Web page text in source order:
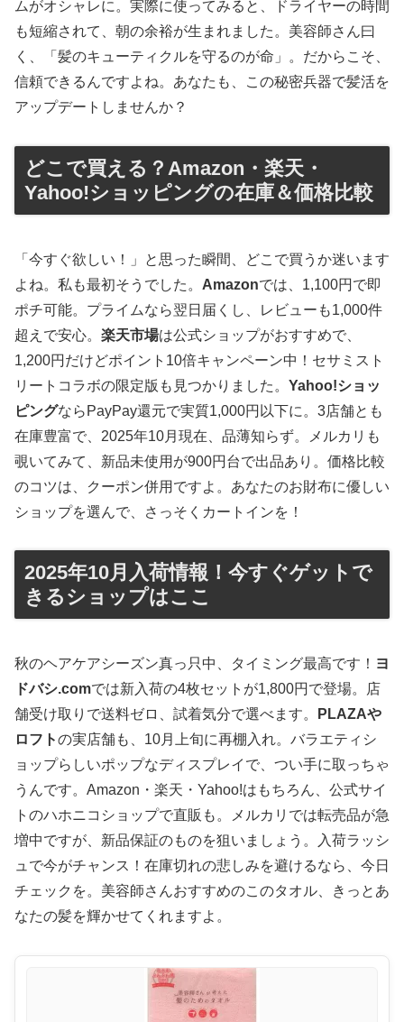
ムがオシャレに。実際に使ってみると、ドライヤーの時間
も短縮されて、朝の余裕が生まれました。美容師さん曰
く、「髪のキューティクルを守るのが命」。だからこそ、
信頼できるんですよね。あなたも、この秘密兵器で髪活を
アップデートしませんか？
どこで買える？Amazon・楽天・
Yahoo!ショッピングの在庫＆価格比較
「今すぐ欲しい！」と思った瞬間、どこで買うか迷います
よね。私も最初そうでした。 Amazonでは、1,100円で即
ポチ可能。プライムなら翌日届くし、レビューも1,000件
超えで安心。 楽天市場は公式ショップがおすすめで、
1,200円だけどポイント10倍キャンペーン中！セサミスト
リートコラボの限定版も見つかりました。 Yahoo!ショッ
ピングならPayPay還元で実質1,000円以下に。3店舗とも
在庫豊富で、2025年10月現在、品薄知らず。メルカリも
覗いてみて、新品未使用が900円台で出品あり。価格比較
のコツは、クーポン併用ですよ。あなたのお財布に優しい
ショップを選んで、さっそくカートインを！
2025年10月入荷情報！今すぐゲットで
きるショップはここ
秋のヘアケアシーズン真っ只中、タイミング最高です！ ヨ
ドバシ.comでは新入荷の4枚セットが1,800円で登場。店
舗受け取りで送料ゼロ、試着気分で選べます。
PLAZAや
ロフトの実店舗も、10月上旬に再棚入れ。バラエティシ
ョップらしいポップなディスプレイで、つい手に取っちゃ
うんです。Amazon・楽天・Yahoo!はもちろん、公式サイ
トのハホニコショップで直販も。メルカリでは転売品が急
増中ですが、新品保証のものを狙いましょう。入荷ラッシ
ュで今がチャンス！在庫切れの悲しみを避けるなら、今日
チェックを。美容師さんおすすめのこのタオル、きっとあ
なたの髪を輝かせてくれますよ。